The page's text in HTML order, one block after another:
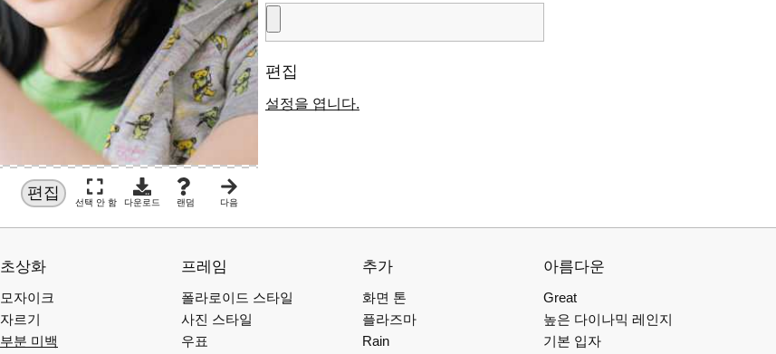
편집
선택 안 함 다운로드 랜덤 다음
편집
설정을 엽니다.
초상화
모자이크
자르기
부분 미백
프레임
폴라로이드 스타일
사진 스타일
우표
추가
화면 톤
플라즈마
Rain
아름다운
Great
높은 다이나믹 레인지
기본 입자